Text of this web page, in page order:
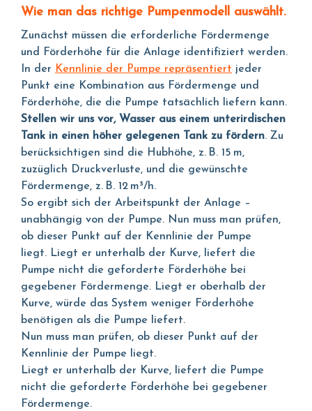
Wie man das richtige Pumpenmodell auswählt.
Zunächst müssen die erforderliche Fördermenge
und Förderhöhe für die Anlage identifiziert werden.
In der Kennlinie der Pumpe repräsentiert jeder
Punkt eine Kombination aus Fördermenge und
Förderhöhe, die die Pumpe tatsächlich liefern kann.
Stellen wir uns vor, Wasser aus einem unterirdischen
Tank in einen höher gelegenen Tank zu fördern. Zu
berücksichtigen sind die Hubhöhe, z. B. 15 m,
zuzüglich Druckverluste, und die gewünschte
Fördermenge, z. B. 12 m³/h.
So ergibt sich der Arbeitspunkt der Anlage –
unabhängig von der Pumpe. Nun muss man prüfen,
ob dieser Punkt auf der Kennlinie der Pumpe
liegt. Liegt er unterhalb der Kurve, liefert die
Pumpe nicht die geforderte Förderhöhe bei
gegebener Fördermenge. Liegt er oberhalb der
Kurve, würde das System weniger Förderhöhe
benötigen als die Pumpe liefert.
Nun muss man prüfen, ob dieser Punkt auf der
Kennlinie der Pumpe liegt.
Liegt er unterhalb der Kurve, liefert die Pumpe
nicht die geforderte Förderhöhe bei gegebener
Fördermenge.